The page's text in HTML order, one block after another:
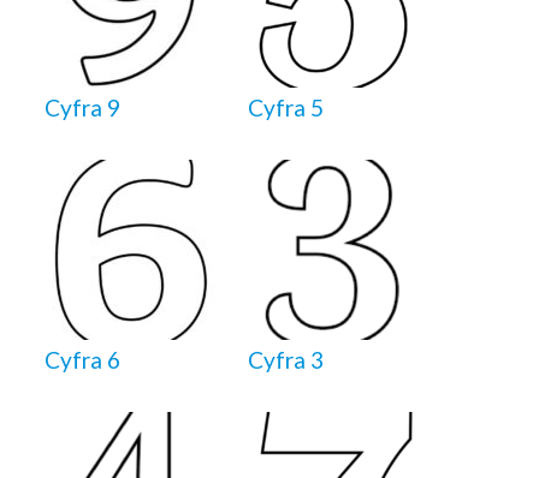
Cyfra 9 Cyfra 5
Cyfra 6 Cyfra 3